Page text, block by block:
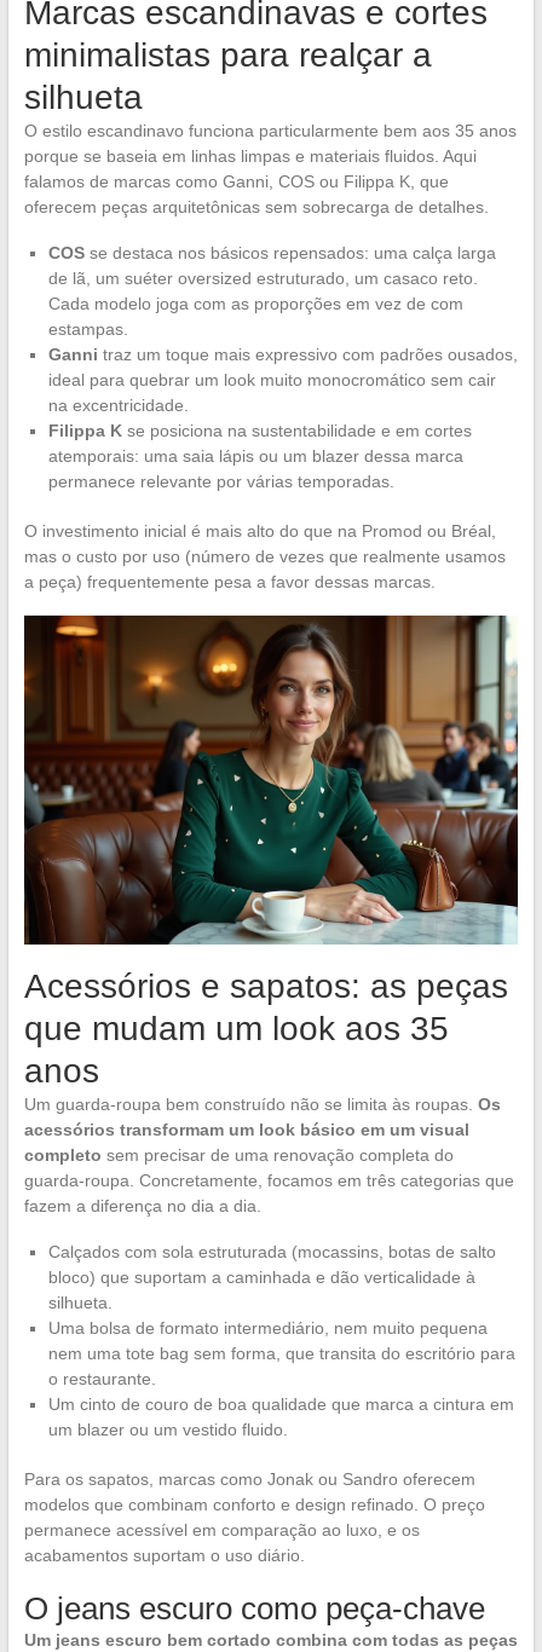
Marcas escandinavas e cortes
minimalistas para realçar a
silhueta
O estilo escandinavo funciona particularmente bem aos 35 anos
porque se baseia em linhas limpas e materiais fluidos. Aqui
falamos de marcas como Ganni, COS ou Filippa K, que
oferecem peças arquitetônicas sem sobrecarga de detalhes.
COSse destaca nos básicos repensados: uma calça larga
de lã, um suéter oversized estruturado, um casaco reto.
Cada modelo joga com as proporções em vez de com
estampas.
Ganni traz um toque mais expressivo com padrões ousados,
ideal para quebrar um look muito monocromático sem cair
na excentricidade.
Filippa Kse posiciona na sustentabilidade e em cortes
atemporais: uma saia lápis ou um blazer dessa marca
permanece relevante por várias temporadas.
O investimento inicial é mais alto do que na Promod ou Bréal,
mas o custo por uso (número de vezes que realmente usamos
a peça) frequentemente pesa a favor dessas marcas.
Acessórios e sapatos: as peças
que mudam um look aos 35
anos
Um guarda-roupa bem construído não se limita às roupas. Os
acessórios transformam um look básico em um visual
completo sem precisar de uma renovação completa do
guarda-roupa. Concretamente, focamos em três categorias que
fazem a diferença no dia a dia.
Calçados com sola estruturada (mocassins, botas de salto
bloco) que suportam a caminhada e dão verticalidade à
silhueta.
Uma bolsa de formato intermediário, nem muito pequena
nem uma tote bag sem forma, que transita do escritório para
o restaurante.
Um cinto de couro de boa qualidade que marca a cintura em
um blazer ou um vestido fluido.
Para os sapatos, marcas como Jonak ou Sandro oferecem
modelos que combinam conforto e design refinado. O preço
permanece acessível em comparação ao luxo, e os
acabamentos suportam o uso diário.
O jeans escuro como peça-chave
Um jeans escuro bem cortado combina com todas as peças